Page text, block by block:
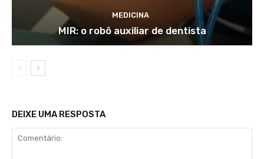
MEDICINA
MIR: o robô auxiliar de dentista
DEIXE UMA RESPOSTA